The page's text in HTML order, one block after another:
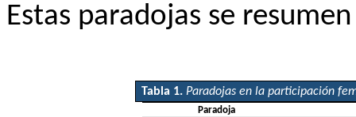
Estas paradojas se
Tabla 1.Paradojas en la participación
Paradoja